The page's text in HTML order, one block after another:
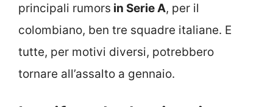
principali rumors in Serie A, per il
colombiano, ben tre squadre italiane. E
tutte, per motivi diversi, potrebbero
tornare all’assalto a gennaio.